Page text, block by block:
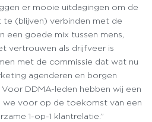
er mooie uitdagingen om de
te (blijven) verbinden met de
een goede mix tussen mens,
vertrouwen als drijfveer is
met de commissie dat wat nu
agenderen en borgen
DDMA-leden hebben wij een
we voor op de toekomst van een
1-op-1 klantrelatie.”